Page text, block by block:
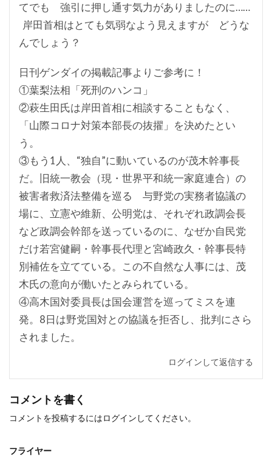
てでも 強引に押し通す気力がありましたのに……
岸田首相はとても気弱なよう見えますが どうな
んでしょう？
日刊ゲンダイの掲載記事よりご参考に！
①葉梨法相「死刑のハンコ」
②萩生田氏は岸田首相に相談することもなく、
「山際コロナ対策本部長の抜擢」を決めたとい
う。
③もう1人、“独自”に動いているのが茂木幹事長
だ。旧統一教会（現・世界平和統一家庭連合）の
被害者救済法整備を巡る 与野党の実務者協議の
場に、立憲や維新、公明党は、それぞれ政調会長
など政調会幹部を送っているのに、なぜか自民党
だけ若宮健嗣・幹事長代理と宮崎政久・幹事長特
別補佐を立てている。この不自然な人事には、茂
木氏の意向が働いたとみられている。
④高木国対委員長は国会運営を巡ってミスを連
発。8日は野党国対との協議を拒否し、批判にさら
されました。
ログインして返信する
コメントを書く
コメントを投稿するにはログイン してください。
フライヤー